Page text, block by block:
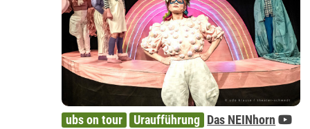
ubs on tour Uraufführung Das NEINhorn